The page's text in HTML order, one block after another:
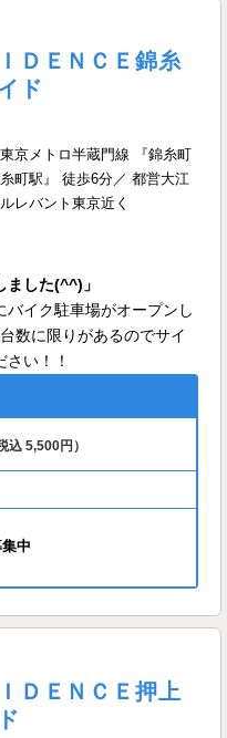
ＤＥＮＣＥ錦糸
ド
京メトロ半蔵門線 『錦糸町
町駅』 徒歩6分／ 都営大江
レバント東京近く
ました(^^)」
イク駐車場がオープンし
数に限りがあるのでサイ
い！！
込 5,500円）
中
ＤＥＮＣＥ押上